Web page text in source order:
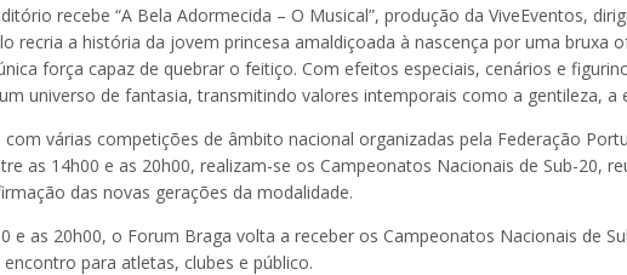
recebe “A Bela Adormecida – O Musical”, produção da ViveEventos,
recria a história da jovem princesa amaldiçoada à nascença por uma bruxa
força capaz de quebrar o feitiço. Com efeitos especiais, cenários e
universo de fantasia, transmitindo valores intemporais como a gentileza, a
várias competições de âmbito nacional organizadas pela Federação
as 14h00 e as 20h00, realizam-se os Campeonatos Nacionais de Sub-20,
das novas gerações da modalidade.
e as 20h00, o Forum Braga volta a receber os Campeonatos Nacionais de
para atletas, clubes e público.